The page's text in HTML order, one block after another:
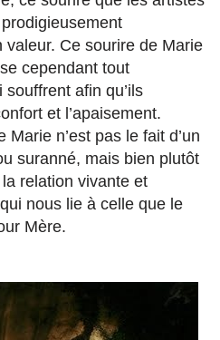
valeur. Ce sourire de Marie
cependant tout
afin qu’ils
et l’apaisement.
n’est pas le fait d’un
suranné, mais bien plutôt
relation vivante et
nous lie à celle que le
Mère.